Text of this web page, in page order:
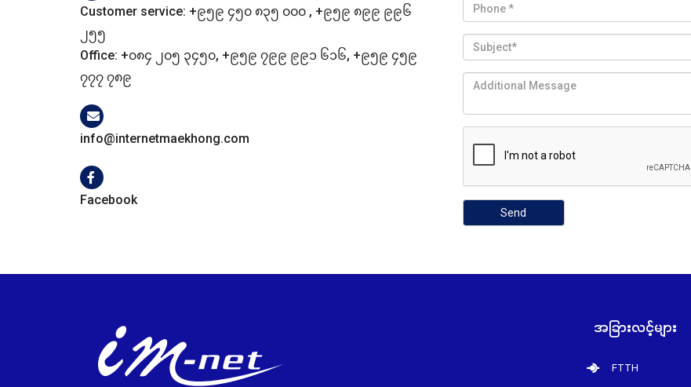
Customer service: +၉၅၉ ၄၅၀ ၈၃၅ ၀၀၀ , +၉၅၉ ၈၉၉ ၉၉၆
၂၅၅
Office: +၀၈၄ ၂၀၅ ၃၄၅၀, +၉၅၉ ၇၉၉ ၉၉၁ ၆၁၆, +၉၅၉ ၄၅၉
၇၇၇ ၇၈၉
info@internetmaekhong.com
Facebook
Send
အခြားလင့်များ
FTTH